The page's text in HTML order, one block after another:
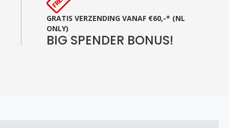
GRATIS VERZENDING VANAF €60,-* (NL
ONLY)
BIG SPENDER BONUS!